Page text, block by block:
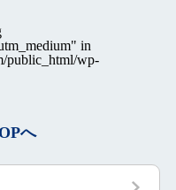
in
public_html/wp-
へ